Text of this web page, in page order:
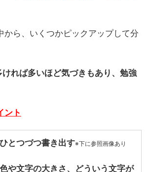
から、いくつかピックアップして分
れば多いほど気づきもあり、勉強
ント
とつづつ書き出す※下に参照画像あり
や文字の大きさ、どういう文字が